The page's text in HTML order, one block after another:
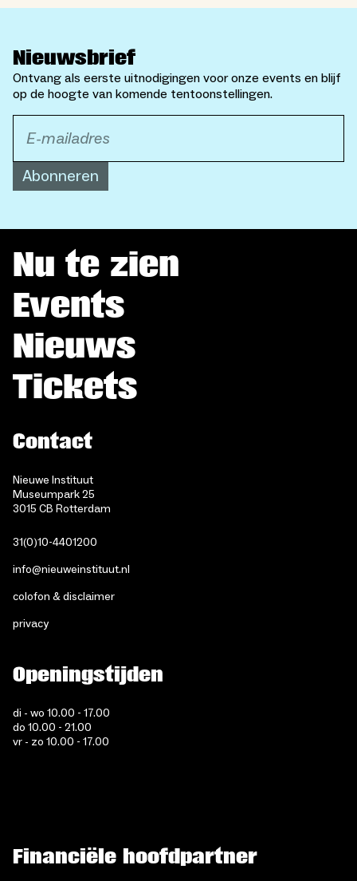
Nieuwsbrief
Ontvang als eerste uitnodigingen voor onze events en blijf
op de hoogte van komende tentoonstellingen.
Abonneren
Nu te zien
Events
Nieuws
Tickets
Contact
Nieuwe Instituut
Museumpark 25
3015 CB Rotterdam
31(0)10-4401200
info@nieuweinstituut.nl
colofon & disclaimer
privacy
Openingstijden
di - wo 10.00 - 17.00
do 10.00 - 21.00
vr - zo 10.00 - 17.00
Financiële hoofdpartner